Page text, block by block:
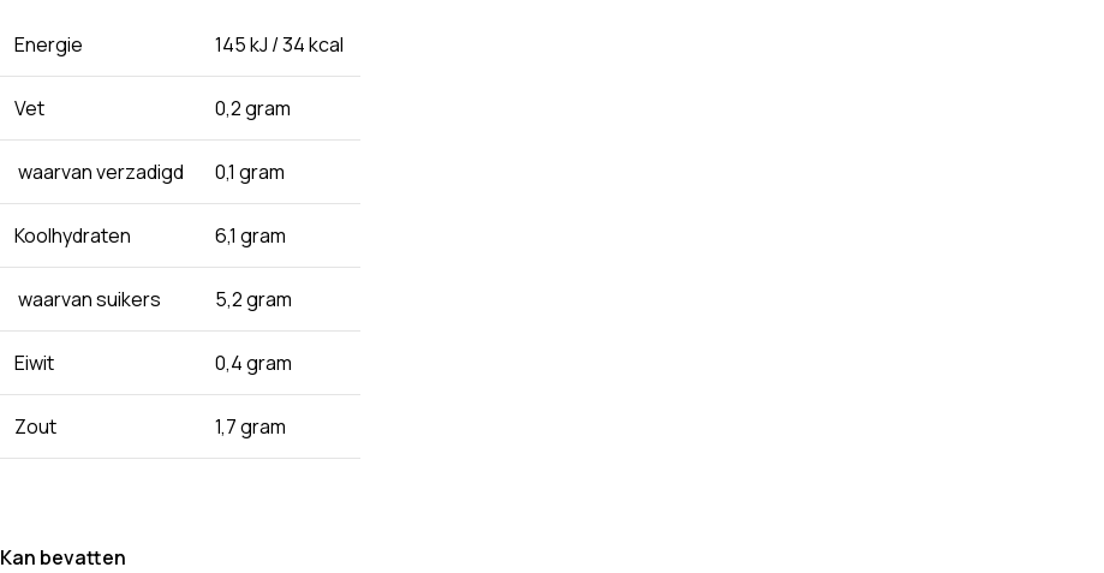
Energie 145 kJ / 34 kcal
Vet 0,2 gram
waarvan verzadigd 0,1 gram
Koolhydraten 6,1 gram
waarvan suikers 5,2 gram
Eiwit 0,4 gram
Zout 1,7 gram
Kan bevatten